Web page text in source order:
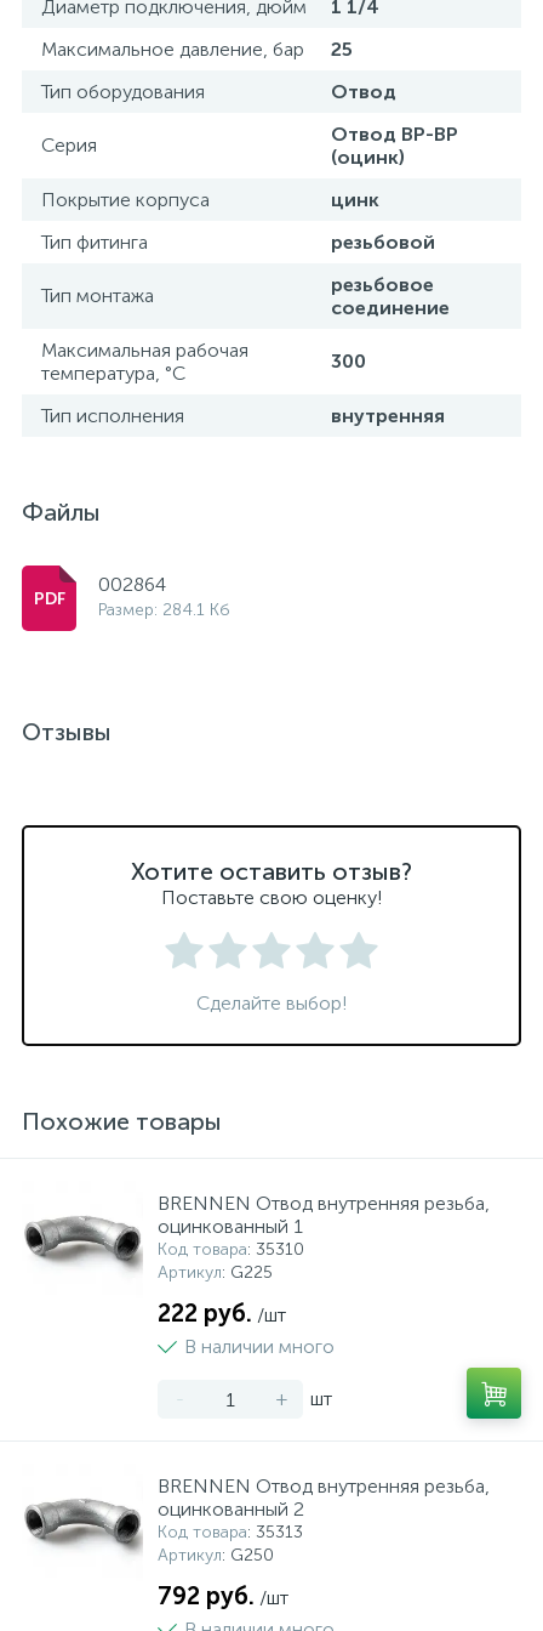
Диаметр подключения, дюйм
1 1/4
Максимальное давление, бар
25
Тип оборудования
Отвод
Серия
Отвод ВР-ВР
(оцинк)
Покрытие корпуса
цинк
Тип фитинга
резьбовой
Тип монтажа
резьбовое
соединение
Максимальная рабочая
температура, °С
300
Тип исполнения внутренняя
Файлы
002864
Размер: 284.1 Кб
Отзывы
Хотите оставить отзыв?
Поставьте свою оценку!
Сделайте выбор!
Похожие товары
BRENNEN Отвод внутренняя резьба,
оцинкованный 1
Код товара: 35310
Артикул: G225
222 руб. /шт
В наличии много
- + шт
BRENNEN Отвод внутренняя резьба,
оцинкованный 2
Код товара: 35313
Артикул: G250
792 руб. /шт